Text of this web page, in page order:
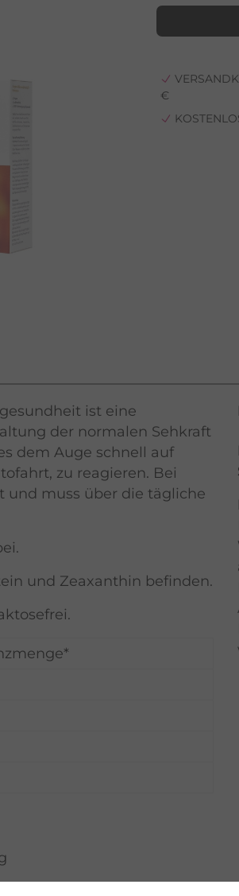
€
ist eine
der normalen Sehkraft
dem Auge schnell auf
zu reagieren. Bei
und muss über die tägliche
und Zeaxanthin befinden.